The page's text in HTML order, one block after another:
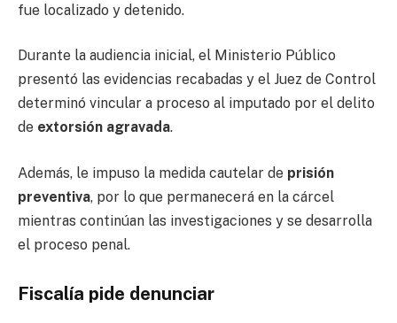
fue localizado y detenido.
Durante la audiencia inicial, el Ministerio Público
presentó las evidencias recabadas y el Juez de Control
determinó vincular a proceso al imputado por el delito
de extorsión agravada.
Además, le impuso la medida cautelar de prisión
preventiva, por lo que permanecerá en la cárcel
mientras continúan las investigaciones y se desarrolla
el proceso penal.
Fiscalía pide denunciar